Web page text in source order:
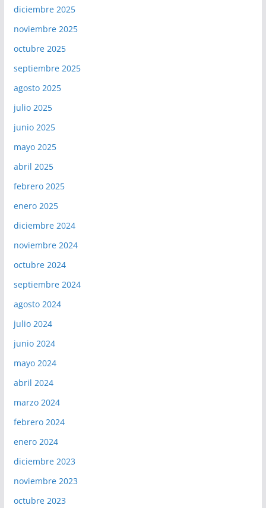
diciembre 2025
noviembre 2025
octubre 2025
septiembre 2025
agosto 2025
julio 2025
junio 2025
mayo 2025
abril 2025
febrero 2025
enero 2025
diciembre 2024
noviembre 2024
octubre 2024
septiembre 2024
agosto 2024
julio 2024
junio 2024
mayo 2024
abril 2024
marzo 2024
febrero 2024
enero 2024
diciembre 2023
noviembre 2023
octubre 2023